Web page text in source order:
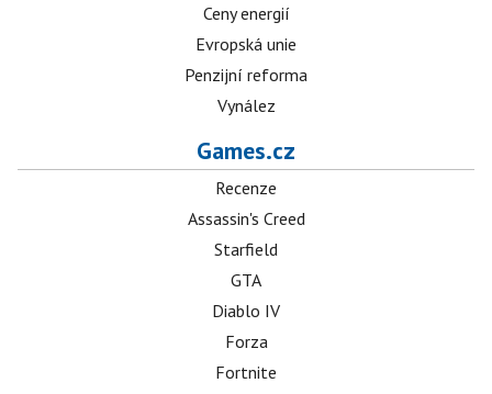
Ceny energií
Evropská unie
Penzijní reforma
Vynález
Games.cz
Recenze
Assassin's Creed
Starfield
GTA
Diablo IV
Forza
Fortnite